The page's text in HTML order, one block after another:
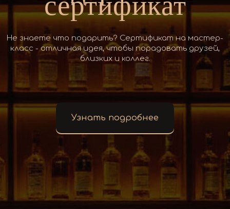
Не знаете что подарить? Сертификат на мастер-
класс - отличная идея, чтобы порадовать друзей,
близких и коллег.
Узнать подробнее